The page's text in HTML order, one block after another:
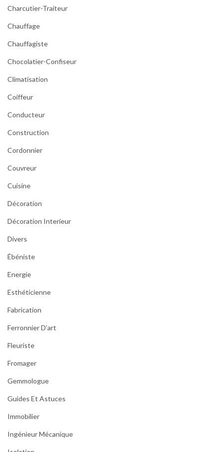
Charcutier-Traiteur
Chauffage
Chauffagiste
Chocolatier-Confiseur
Climatisation
Coiffeur
Conducteur
Construction
Cordonnier
Couvreur
Cuisine
Décoration
Décoration Interieur
Divers
Ébéniste
Energie
Esthéticienne
Fabrication
Ferronnier D’art
Fleuriste
Fromager
Gemmologue
Guides Et Astuces
Immobilier
Ingénieur Mécanique